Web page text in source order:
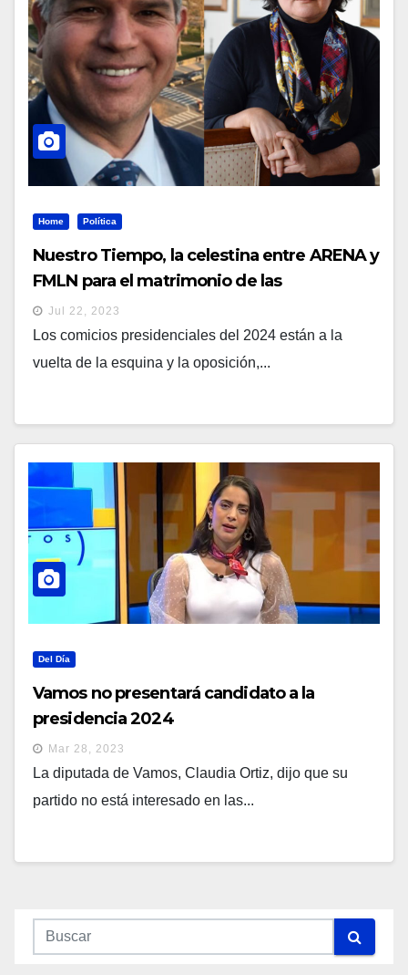
Home Política
Nuestro Tiempo, la celestina entre ARENA y
FMLN para el matrimonio de las
presidenciales 2024
Jul 22, 2023
Los comicios presidenciales del 2024 están a la
vuelta de la esquina y la oposición,...
Del Día
Vamos no presentará candidato a la
presidencia 2024
Mar 28, 2023
La diputada de Vamos, Claudia Ortiz, dijo que su
partido no está interesado en las...